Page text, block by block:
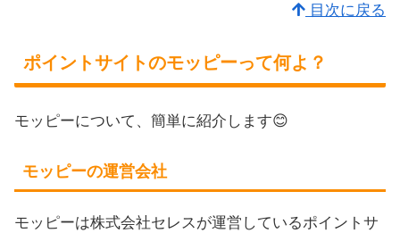
目次に戻る
ポイントサイトのモッピーって何よ？
モッピーについて、簡単に紹介します😊
モッピーの運営会社
モッピーは株式会社セレスが運営しているポイントサ